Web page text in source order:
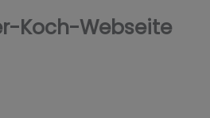
Koch-Webseite